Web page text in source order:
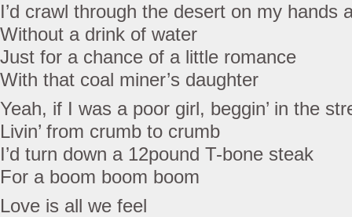
I’d crawl through the desert on my hands
Without a drink of water
Just for a chance of a little romance
With that coal miner’s daughter
Yeah, if I was a poor girl, beggin’ in the
Livin’ from crumb to crumb
I’d turn down a 12pound T-bone steak
For a boom boom boom
Love is all we feel